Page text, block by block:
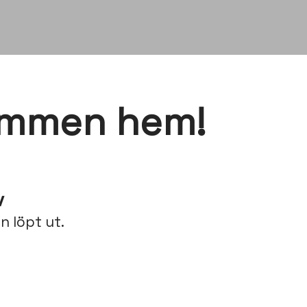
hem!
löpt ut.